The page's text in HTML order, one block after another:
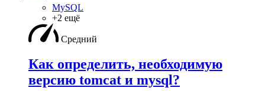
MySQL
+2 ещё
Средний
Как определить, необходимую
версию tomcat и mysql?